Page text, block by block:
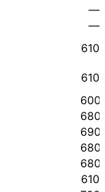
—
—